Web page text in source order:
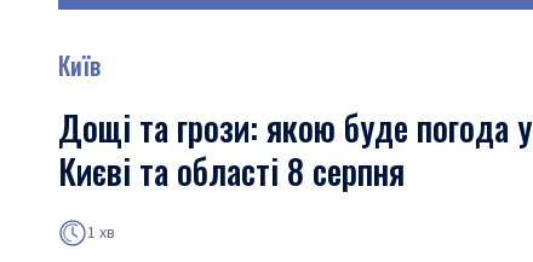
Київ
Дощі та грози: якою буде погода у
Києві та області 8 серпня
1 хв